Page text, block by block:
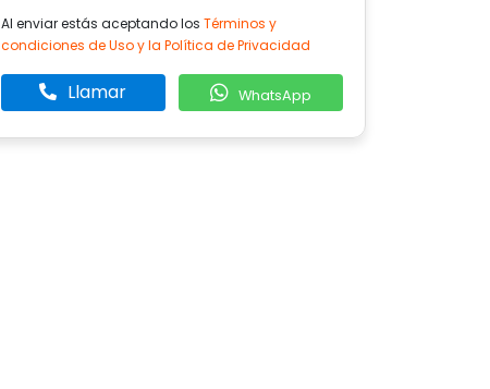
Al enviar estás aceptando los Términos y
condiciones de Uso y la Política de Privacidad
Llamar WhatsApp